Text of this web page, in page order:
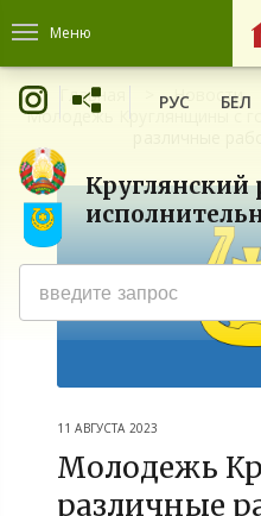
Меню
РУС БЕЛ
Главная Новости
Молодежь Круглянщины с
11 АВГУСТА 2023
Молодежь
различные